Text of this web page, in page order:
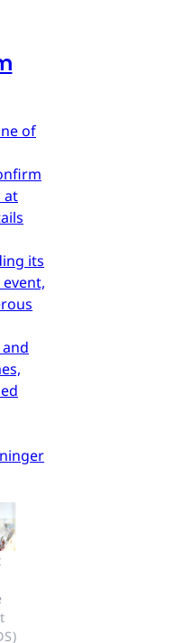
of
at
its